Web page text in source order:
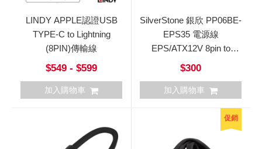
LINDY APPLE認證USB
TYPE-C to Lightning
(8PIN)傳輸線
$549 - $599
加入購物車
SilverStone 銀欣 PP06BE-
EPS35 電源線
EPS/ATX12V 8pin to
4+4pin
$300
加入購物車
促銷